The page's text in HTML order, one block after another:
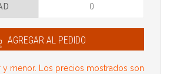
AGREGAR AL PEDIDO
y menor. Los precios mostrados son